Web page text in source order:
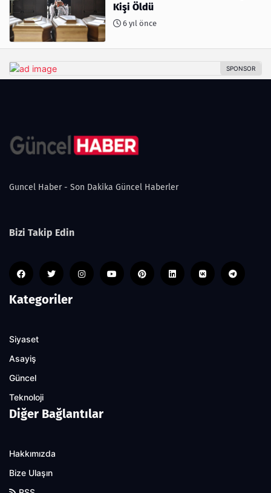
Kişi Öldü
6 yıl önce
Guncel Haber - Son Dakika Güncel Haberler
Bizi Takip Edin
Kategoriler
Siyaset
Asayiş
Güncel
Teknoloji
Diğer Bağlantılar
Hakkımızda
Bize Ulaşın